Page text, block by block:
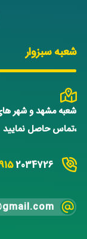
شعبه سبزوار
شعبه مشهد و شهر
،تماس حاصل نمایید
2034726